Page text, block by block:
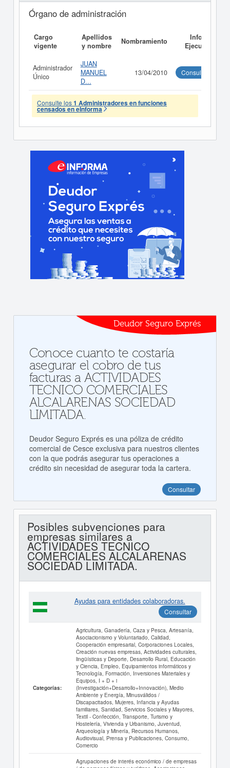
Órgano de administración
Cargo
vigente
Apellidos
y nombre
Nombramiento
Informe
Ejecutivo
Administrador
Único
JUAN
MANUEL
D...
13/04/2010 Consultar
Consulte los1 Administradores en funciones
censados en eInforma
Deudor Seguro Exprés
Conoce cuanto te costaría
asegurar el cobro de tus
facturas a ACTIVIDADES
TECNICO COMERCIALES
ALCALARENAS SOCIEDAD
LIMITADA.
Deudor Seguro Exprés es una póliza de crédito
comercial de Cesce exclusiva para nuestros clientes
con la que podrás asegurar tus operaciones a
crédito sin necesidad de asegurar toda la cartera.
Consultar
Posibles subvenciones para
empresas similares a
ACTIVIDADES TECNICO
COMERCIALES ALCALARENAS
SOCIEDAD LIMITADA.
Ayudas para entidades colaboradoras.
Consultar
Categorías:
Agricultura, Ganadería, Caza y Pesca, Artesanía,
Asociacionismo y Voluntariado, Calidad,
Cooperación empresarial, Corporaciones Locales,
Creación nuevas empresas, Actividades culturales,
lingüísticas y Deporte, Desarrollo Rural, Educación
y Ciencia, Empleo, Equipamientos informáticos y
Tecnología, Formación, Inversiones Materiales y
Equipos, I + D + i
(Investigación+Desarrollo+Innovación), Medio
Ambiente y Energía, Minusválidos /
Discapacitados, Mujeres, Infancia y Ayudas
familiares, Sanidad, Servicios Sociales y Mayores,
Textil - Confección, Transporte, Turismo y
Hostelería, Vivienda y Urbanismo, Juventud,
Arqueología y Minería, Recursos Humanos,
Audiovisual, Prensa y Publicaciones, Consumo,
Comercio
Agrupaciones de interés económico / de empresas